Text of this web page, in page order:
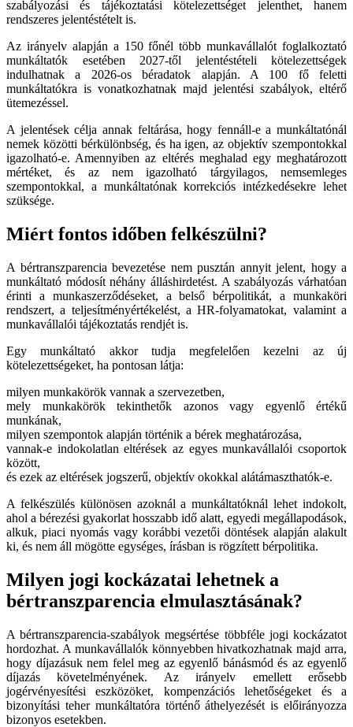
szabályozási és tájékoztatási kötelezettséget jelenthet, hanem
rendszeres jelentéstételt is.
Az irányelv alapján a 150 főnél több munkavállalót foglalkoztató
munkáltatók esetében 2027-től jelentéstételi kötelezettségek
indulhatnak a 2026-os béradatok alapján. A 100 fő feletti
munkáltatókra is vonatkozhatnak majd jelentési szabályok, eltérő
ütemezéssel.
A jelentések célja annak feltárása, hogy fennáll-e a munkáltatónál
nemek közötti bérkülönbség, és ha igen, az objektív szempontokkal
igazolható-e. Amennyiben az eltérés meghalad egy meghatározott
mértéket, és az nem igazolható tárgyilagos, nemsemleges
szempontokkal, a munkáltatónak korrekciós intézkedésekre lehet
szüksége.
Miért fontos időben felkészülni?
A bértranszparencia bevezetése nem pusztán annyit jelent, hogy a
munkáltató módosít néhány álláshirdetést. A szabályozás várhatóan
érinti a munkaszerződéseket, a belső bérpolitikát, a munkaköri
rendszert, a teljesítményértékelést, a HR-folyamatokat, valamint a
munkavállalói tájékoztatás rendjét is.
Egy munkáltató akkor tudja megfelelően kezelni az új
kötelezettségeket, ha pontosan látja:
milyen munkakörök vannak a szervezetben,
mely munkakörök tekinthetők azonos vagy egyenlő értékű
munkának,
milyen szempontok alapján történik a bérek meghatározása,
vannak-e indokolatlan eltérések az egyes munkavállalói csoportok
között,
és ezek az eltérések jogszerű, objektív okokkal alátámaszthatók-e.
A felkészülés különösen azoknál a munkáltatóknál lehet indokolt,
ahol a bérezési gyakorlat hosszabb idő alatt, egyedi megállapodások,
alkuk, piaci nyomás vagy korábbi vezetői döntések alapján alakult
ki, és nem áll mögötte egységes, írásban is rögzített bérpolitika.
Milyen jogi kockázatai lehetnek a
bértranszparencia elmulasztásának?
A bértranszparencia-szabályok megsértése többféle jogi kockázatot
hordozhat. A munkavállalók könnyebben hivatkozhatnak majd arra,
hogy díjazásuk nem felel meg az egyenlő bánásmód és az egyenlő
díjazás követelményének. Az irányelv emellett erősebb
jogérvényesítési eszközöket, kompenzációs lehetőségeket és a
bizonyítási teher munkáltatóra történő áthelyezését is előirányozza
bizonyos esetekben.